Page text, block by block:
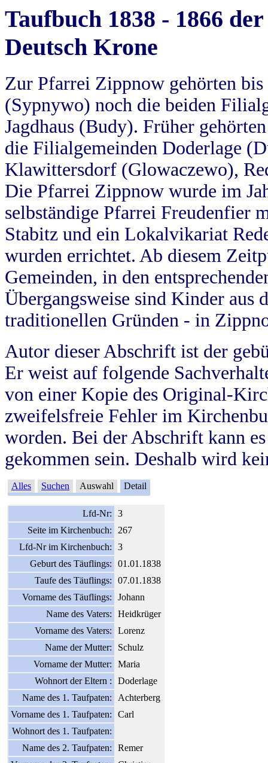
Taufbuch 1838 - 1866
Deutsch Krone
Zur Pfarrei Zippnow gehörten
(Sypnywo) noch die beiden
Jagdhaus (Budy). Früher
die Filialgemeinden Doderlage
Klawittersdorf (Glowaczewo),
Die Pfarrei Zippnow wurde im
selbständige Pfarrei Freudenfier
Stabitz und ein Lokalvikariat
wurden errichtet. Ab diesem
Gemeinden, in den
Übergangsweise sind Kinder aus
traditionellen Gründen - in
Autor dieser Abschrift ist der
Er weist auf folgende
von einer Kopie des Original-
zweifelsfreie Fehler im
worden. Bei der Abschrift kann
gekommen sein. Deshalb wird
Alles Suchen Auswahl Detail
Lfd-Nr:
3
Seite im Kirchenbuch:
267
Lfd-Nr im Kirchenbuch:
3
Geburt des Täuflings:
01.01.1838
Taufe des Täuflings:
07.01.1838
Vorname des Täuflings:
Johann
Name des Vaters:
Heidkrüger
Vorname des Vaters:
Lorenz
Name der Mutter:
Schulz
Vorname der Mutter:
Maria
Wohnort der Eltern :
Doderlage
Name des 1. Taufpaten:
Achterberg
Vorname des 1. Taufpaten:
Carl
Wohnort des 1. Taufpaten:
Name des 2. Taufpaten:
Remer